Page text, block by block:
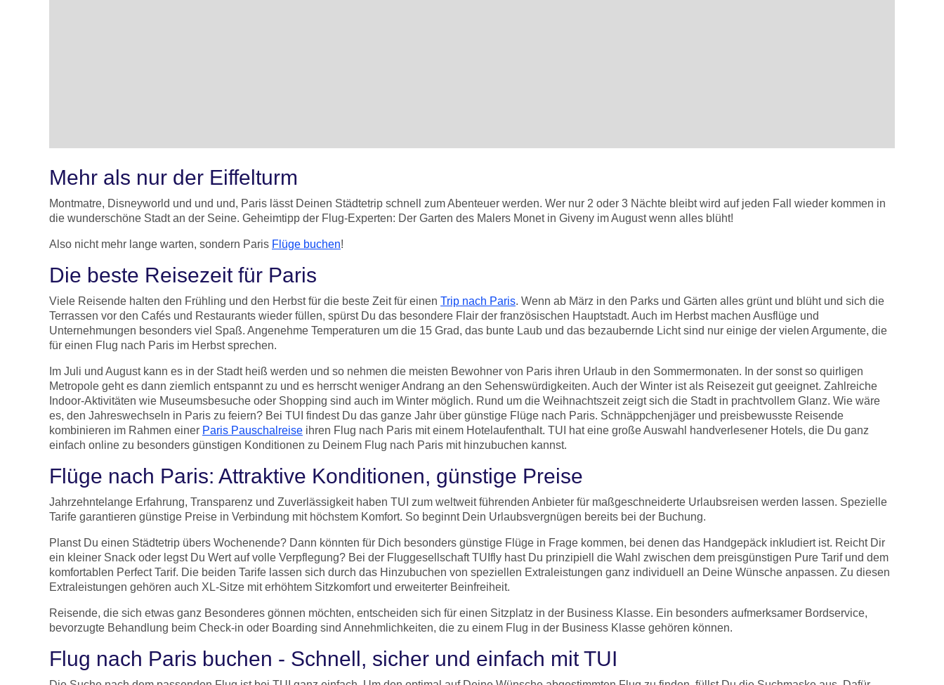
Mehr als nur der Eiffelturm
Montmatre, Disneyworld und und und, Paris lässt Deinen Städtetrip schnell zum Abenteuer werden. Wer nur 2 oder 3 Nächte bleibt wird auf jeden Fall wieder kommen in
die wunderschöne Stadt an der Seine. Geheimtipp der Flug-Experten: Der Garten des Malers Monet in Giveny im August wenn alles blüht!
Also nicht mehr lange warten, sondern Paris Flüge buchen!
Die beste Reisezeit für Paris
Viele Reisende halten den Frühling und den Herbst für die beste Zeit für einen Trip nach Paris. Wenn ab März in den Parks und Gärten alles grünt und blüht und sich die
Terrassen vor den Cafés und Restaurants wieder füllen, spürst Du das besondere Flair der französischen Hauptstadt. Auch im Herbst machen Ausflüge und
Unternehmungen besonders viel Spaß. Angenehme Temperaturen um die 15 Grad, das bunte Laub und das bezaubernde Licht sind nur einige der vielen Argumente, die
für einen Flug nach Paris im Herbst sprechen.
Im Juli und August kann es in der Stadt heiß werden und so nehmen die meisten Bewohner von Paris ihren Urlaub in den Sommermonaten. In der sonst so quirligen
Metropole geht es dann ziemlich entspannt zu und es herrscht weniger Andrang an den Sehenswürdigkeiten. Auch der Winter ist als Reisezeit gut geeignet. Zahlreiche
Indoor-Aktivitäten wie Museumsbesuche oder Shopping sind auch im Winter möglich. Rund um die Weihnachtszeit zeigt sich die Stadt in prachtvollem Glanz. Wie wäre
es, den Jahreswechseln in Paris zu feiern? Bei TUI findest Du das ganze Jahr über günstige Flüge nach Paris. Schnäppchenjäger und preisbewusste Reisende
kombinieren im Rahmen einer Paris Pauschalreise ihren Flug nach Paris mit einem Hotelaufenthalt. TUI hat eine große Auswahl handverlesener Hotels, die Du ganz
einfach online zu besonders günstigen Konditionen zu Deinem Flug nach Paris mit hinzubuchen kannst.
Flüge nach Paris: Attraktive Konditionen, günstige Preise
Jahrzehntelange Erfahrung, Transparenz und Zuverlässigkeit haben TUI zum weltweit führenden Anbieter für maßgeschneiderte Urlaubsreisen werden lassen. Spezielle
Tarife garantieren günstige Preise in Verbindung mit höchstem Komfort. So beginnt Dein Urlaubsvergnügen bereits bei der Buchung.
Planst Du einen Städtetrip übers Wochenende? Dann könnten für Dich besonders günstige Flüge in Frage kommen, bei denen das Handgepäck inkludiert ist. Reicht Dir
ein kleiner Snack oder legst Du Wert auf volle Verpflegung? Bei der Fluggesellschaft TUIfly hast Du prinzipiell die Wahl zwischen dem preisgünstigen Pure Tarif und dem
komfortablen Perfect Tarif. Die beiden Tarife lassen sich durch das Hinzubuchen von speziellen Extraleistungen ganz individuell an Deine Wünsche anpassen. Zu diesen
Extraleistungen gehören auch XL-Sitze mit erhöhtem Sitzkomfort und erweiterter Beinfreiheit.
Reisende, die sich etwas ganz Besonderes gönnen möchten, entscheiden sich für einen Sitzplatz in der Business Klasse. Ein besonders aufmerksamer Bordservice,
bevorzugte Behandlung beim Check-in oder Boarding sind Annehmlichkeiten, die zu einem Flug in der Business Klasse gehören können.
Flug nach Paris buchen - Schnell, sicher und einfach mit TUI